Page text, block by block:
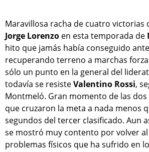
Maravillosa racha de cuatro victorias
Jorge Lorenzo en esta temporada de
hito que jamás había conseguido
recuperando terreno a marchas
sólo un punto en la general del
todavía se resisteValentino Rossi,
Montmeló. Gran momento de las dos
que cruzaron la meta a nada menos
segundos del tercer clasificado. Aun
se mostró muy contento por volver
problemas físicos que ha sufrido en